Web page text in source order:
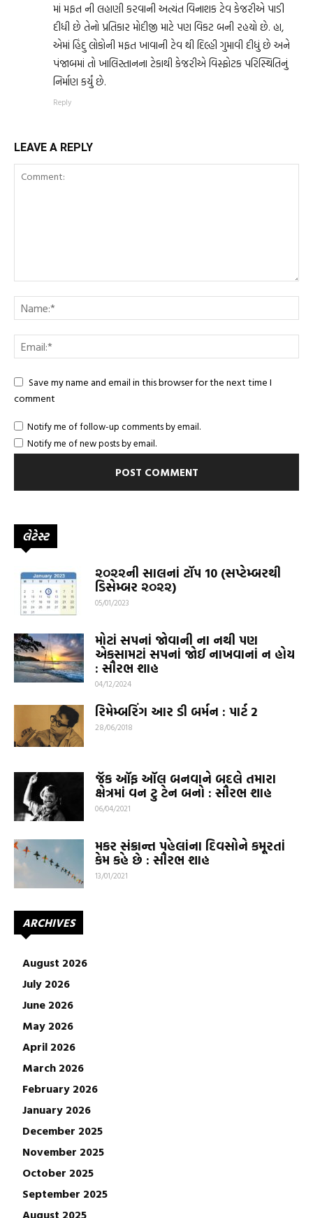
માં મફત ની લહાણી કરવાની અત્યંત વિનાશક ટેવ કેજરીએ પાડી
દીધી છે તેનો પ્રતિકાર મોદીજી માટે પણ વિકટ બની રહયો છે. હા,
એમાં હિંદુ લોકોની મફત ખાવાની ટેવ થી દિલ્હી ગુમાવી દીધું છે અને
પંજાબમાં તો ખાલિસ્તાનના ટેકાથી કેજરીએ વિસ્ફોટક પરિસ્થિતિનું
નિર્માણ કર્યું છે.
Reply
LEAVE A REPLY
Save my name and email in this browser for the next time I
comment
Notify me of follow-up comments by email.
Notify me of new posts by email.
લેટેસ્ટ
૨૦૨૨ની સાલનાં ટૉપ 10 (સપ્ટેમ્બરથી
ડિસેમ્બર ૨૦૨૨)
05/01/2023
મોટાં સપનાં જોવાની ના નથી પણ
એકસામટાં સપનાં જોઈ નાખવાનાં ન હોય
: સૌરભ શાહ
04/12/2024
રિમેમ્બરિંગ આર ડી બર્મન : પાર્ટ 2
28/06/2018
જૅક ઑફ ઑલ બનવાને બદલે તમારા
ક્ષેત્રમાં વન ટુ ટેન બનો : સૌરભ શાહ
06/04/2021
મકર સંક્રાન્ત પહેલાંના દિવસોને કમૂરતાં
કેમ કહે છે : સૌરભ શાહ
13/01/2021
ARCHIVES
August 2026
July 2026
June 2026
May 2026
April 2026
March 2026
February 2026
January 2026
December 2025
November 2025
October 2025
September 2025
August 2025